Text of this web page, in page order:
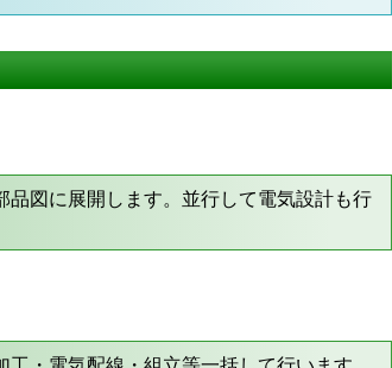
品図に展開します。並行して電気設計も行